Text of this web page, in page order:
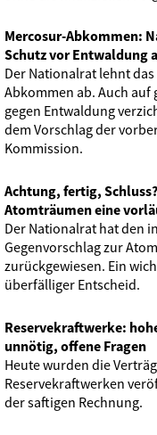
Mercosur-Abkommen:
Schutz vor Entwaldung
Der Nationalrat lehnt
Abkommen ab. Auch auf
gegen Entwaldung
dem Vorschlag der
Kommission.
Achtung, fertig,
Atomträumen eine
Der Nationalrat hat den
Gegenvorschlag zur
zurückgewiesen. Ein
überfälliger Entscheid.
Reservekraftwerke:
unnötig, offene Fragen
Heute wurden die
Reservekraftwerken
der saftigen Rechnung.